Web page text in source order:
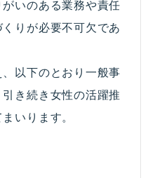
いのある業務や責任
りが必要不可欠であ
以下のとおり一般事
き続き女性の活躍推
いります。